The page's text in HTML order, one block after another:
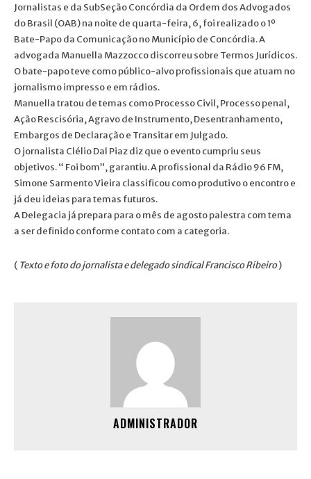
Jornalistas e da SubSeção Concórdia da Ordem dos Advogados
do Brasil (OAB) na noite de quarta-feira, 6, foi realizado o 1º
Bate-Papo da Comunicação no Município de Concórdia. A
advogada Manuella Mazzocco discorreu sobre Termos Jurídicos.
O bate-papo teve como público-alvo profissionais que atuam no
jornalismo impresso e em rádios.
Manuella tratou de temas como Processo Civil, Processo penal,
Ação Rescisória, Agravo de Instrumento, Desentranhamento,
Embargos de Declaração e Transitar em Julgado.
O jornalista Clélio Dal Piaz diz que o evento cumpriu seus
objetivos. “ Foi bom”, garantiu. A profissional da Rádio 96 FM,
Simone Sarmento Vieira classificou como produtivo o encontro e
já deu ideias para temas futuros.
A Delegacia já prepara para o mês de agosto palestra com tema
a ser definido conforme contato com a categoria.
( Texto e foto do jornalista e delegado sindical Francisco Ribeiro)
ADMINISTRADOR